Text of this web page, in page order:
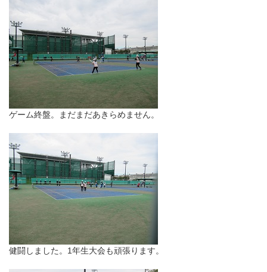
ゲーム終盤。まだまだあきらめません。
健闘しました。1年生大会も頑張ります。